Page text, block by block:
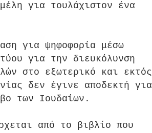
για τουλάχιστον ένα
για ψηφοφορία μέσω
για την διευκόλυνση
στο εξωτερικό και εκτός
δεν έγινε αποδεκτή για
των Ιουδαίων.
από το βιβλίο που